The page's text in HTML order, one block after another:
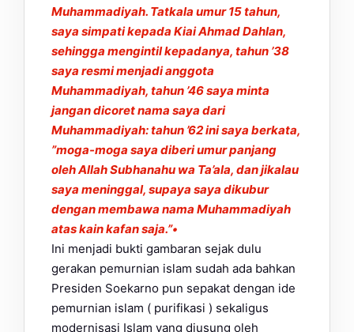
Muhammadiyah. Tatkala umur 15 tahun,
saya simpati kepada Kiai Ahmad Dahlan,
sehingga mengintil kepadanya, tahun ’38
saya resmi menjadi anggota
Muhammadiyah, tahun ’46 saya minta
jangan dicoret nama saya dari
Muhammadiyah: tahun ’62 ini saya berkata,
”moga-moga saya diberi umur panjang
oleh Allah Subhanahu wa Ta’ala, dan jikalau
saya meninggal, supaya saya dikubur
dengan membawa nama Muhammadiyah
atas kain kafan saja.”•
Ini menjadi bukti gambaran sejak dulu
gerakan pemurnian islam sudah ada bahkan
Presiden Soekarno pun sepakat dengan ide
pemurnian islam ( purifikasi ) sekaligus
modernisasi Islam yang diusung oleh